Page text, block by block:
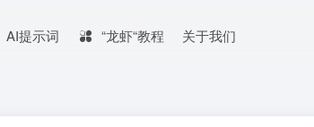
AI提示词 “龙虾“教程 关于我们